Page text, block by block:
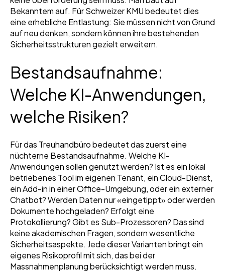
Bekanntem auf. Für Schweizer KMU bedeutet dies
eine erhebliche Entlastung: Sie müssen nicht von Grund
auf neu denken, sondern können ihre bestehenden
Sicherheitsstrukturen gezielt erweitern.
Bestandsaufnahme:
Welche KI-Anwendungen,
welche Risiken?
Für das Treuhandbüro bedeutet das zuerst eine
nüchterne Bestandsaufnahme. Welche KI-
Anwendungen sollen genutzt werden? Ist es ein lokal
betriebenes Tool im eigenen Tenant, ein Cloud-Dienst,
ein Add-in in einer Office-Umgebung, oder ein externer
Chatbot? Werden Daten nur «eingetippt» oder werden
Dokumente hochgeladen? Erfolgt eine
Protokollierung? Gibt es Sub-Prozessoren? Das sind
keine akademischen Fragen, sondern wesentliche
Sicherheitsaspekte. Jede dieser Varianten bringt ein
eigenes Risikoprofil mit sich, das bei der
Massnahmenplanung berücksichtigt werden muss.